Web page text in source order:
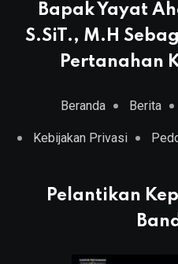
Bapak Yayat
S.SiT., M.H
Pertanahan
Beranda Berita
Kebijakan Privasi
Pelantikan